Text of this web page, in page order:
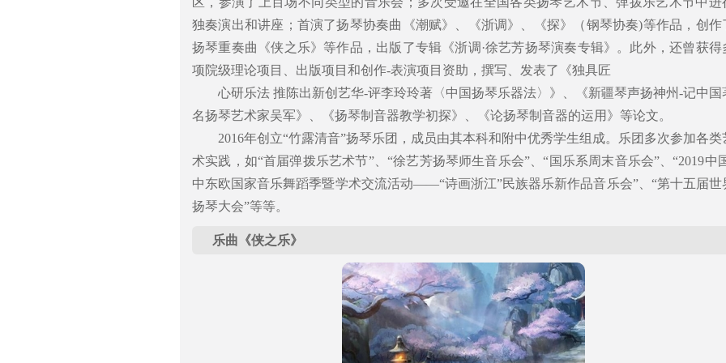
独奏演出和讲座；首演了扬琴协奏曲《潮赋》、《浙调》、《探》（钢琴协奏)等作品，创作
扬琴重奏曲《侠之乐》等作品，出版了专辑《浙调·徐艺芳扬琴演奏专辑》。此外，还曾获得
项院级理论项目、出版项目和创作-表演项目资助，撰写、发表了《独具匠
心研乐法 推陈出新创艺华-评李玲玲著〈中国扬琴乐器法〉》、《新疆琴声扬神州-记中国
名扬琴艺术家吴军》、《扬琴制音器教学初探》、《论扬琴制音器的运用》等论文。
2016年创立“竹露清音”扬琴乐团，成员由其本科和附中优秀学生组成。乐团多次参加各类
术实践，如“首届弹拨乐艺术节”、“徐艺芳扬琴师生音乐会”、“国乐系周末音乐会”、“2019中
中东欧国家音乐舞蹈季暨学术交流活动——“诗画浙江”民族器乐新作品音乐会”、“第十五届世
扬琴大会”等等。
乐曲《侠之乐》